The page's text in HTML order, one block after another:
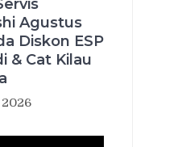
Agustus
Diskon ESP
& Cat Kilau